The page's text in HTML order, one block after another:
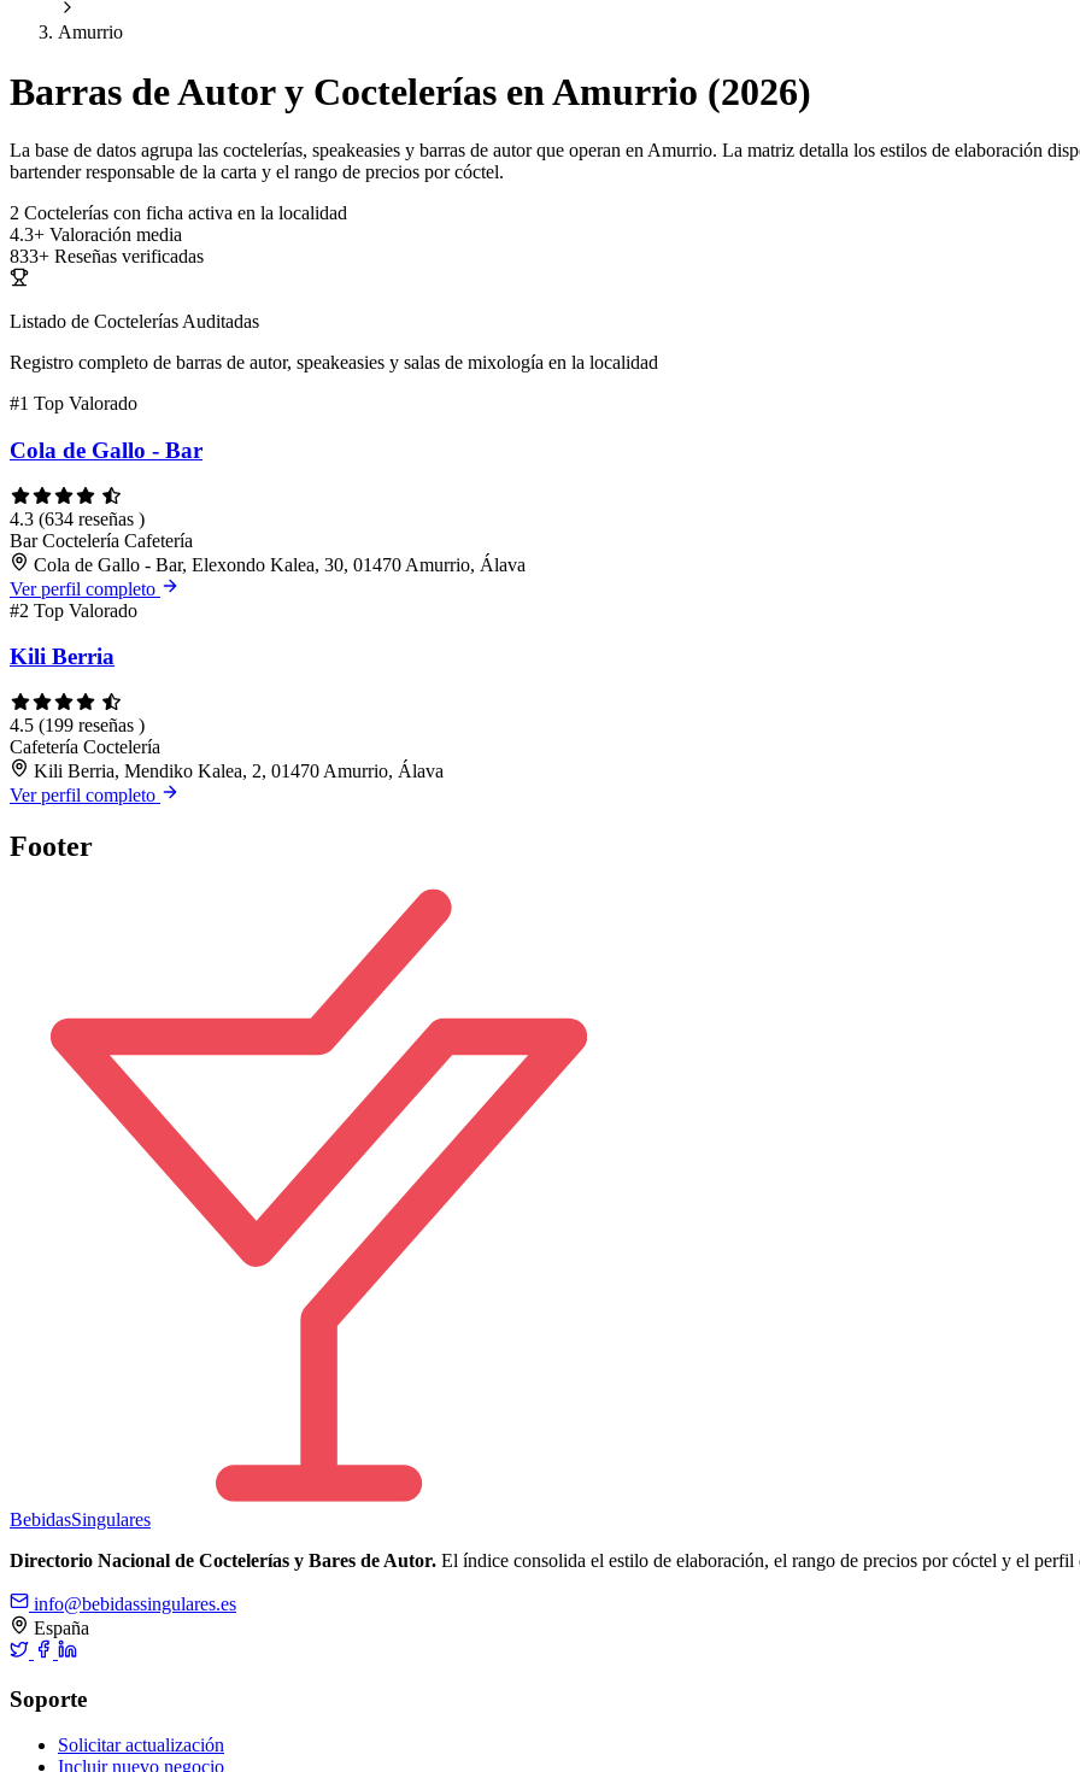
Amurrio
Barras de Autor y Coctelerías en Amurrio (2026)
La base de datos agrupa las coctelerías, speakeasies y barras de autor que operan en Amurrio. La matriz detalla los estilos de
bartender responsable de la carta y el rango de precios por cóctel.
2 Coctelerías con ficha activa en la localidad
4.3+ Valoración media
833+ Reseñas verificadas
Listado de Coctelerías Auditadas
Registro completo de barras de autor, speakeasies y salas de mixología en la localidad
#1 Top Valorado
Cola de Gallo - Bar
4.3 (634 reseñas )
BarCoctelería Cafetería
Cola de Gallo - Bar, Elexondo Kalea, 30, 01470 Amurrio, Álava
Ver perfil completo
#2 Top Valorado
Kili Berria
4.5 (199 reseñas )
Cafetería Coctelería
Kili Berria, Mendiko Kalea, 2, 01470 Amurrio, Álava
Ver perfil completo
Footer
BebidasSingulares
Directorio Nacional de Coctelerías y Bares de Autor. El índice consolida el estilo de elaboración, el rango de precios por cóctel y el
info@bebidassingulares.es
España
Soporte
Solicitar actualización
Incluir nuevo negocio